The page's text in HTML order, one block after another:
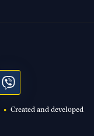
• Created and developed